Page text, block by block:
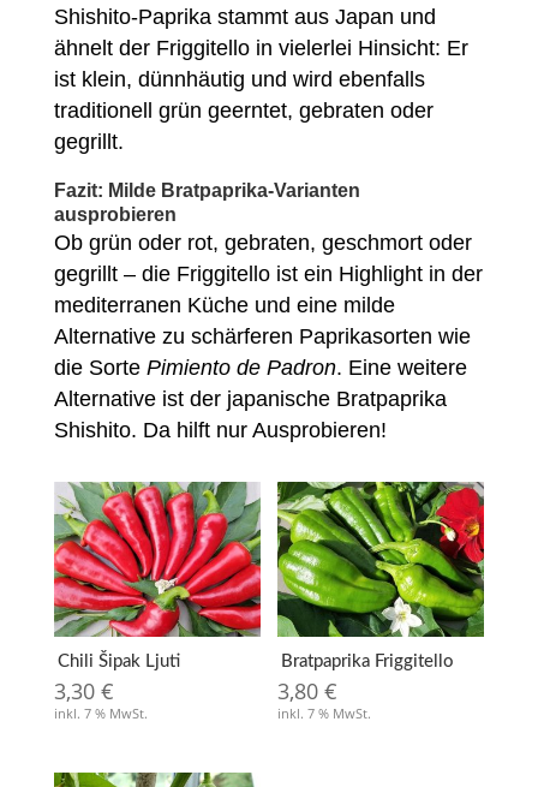
Shishito-Paprika stammt aus Japan und
ähnelt der Friggitello in vielerlei Hinsicht: Er
ist klein, dünnhäutig und wird ebenfalls
traditionell grün geerntet, gebraten oder
gegrillt.
Fazit: Milde Bratpaprika-Varianten
ausprobieren
Ob grün oder rot, gebraten, geschmort oder
gegrillt – die Friggitello ist ein Highlight in der
mediterranen Küche und eine milde
Alternative zu schärferen Paprikasorten wie
die Sorte Pimiento de Padron. Eine weitere
Alternative ist der japanische Bratpaprika
Shishito. Da hilft nur Ausprobieren!
Chili Šipak Ljuti
3,30 €
inkl. 7 % MwSt.
Bratpaprika Friggitello
3,80€
inkl. 7 % MwSt.